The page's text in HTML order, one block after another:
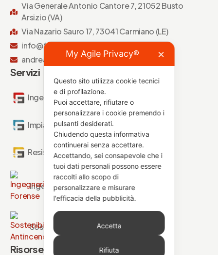
Via Generale Antonio Cantore 7, 21052 Busto
Arsizio (VA)
Via Nazario Sauro 17, 73041 Carmiano (LE)
info@fseng-antincendio.it
andrea.quarta@fseng-antincendio.it
Servizi
Ingegneria Antincendio
Impianti Antincendio
Resistenza al Fuoco
Ingegneria Forense
Sostenibilità Antincendio
Risorse
My Agile Privacy® ✕
Questo sito utilizza cookie tecnici
e di profilazione.
Puoi accettare, rifiutare o
personalizzare i cookie premendo i
pulsanti desiderati.
Chiudendo questa informativa
continuerai senza accettare.
Accettando, sei consapevole che i
tuoi dati personali possono essere
raccolti allo scopo di
personalizzare e misurare
l'efficacia della pubblicità.
Accetta
Rifiuta